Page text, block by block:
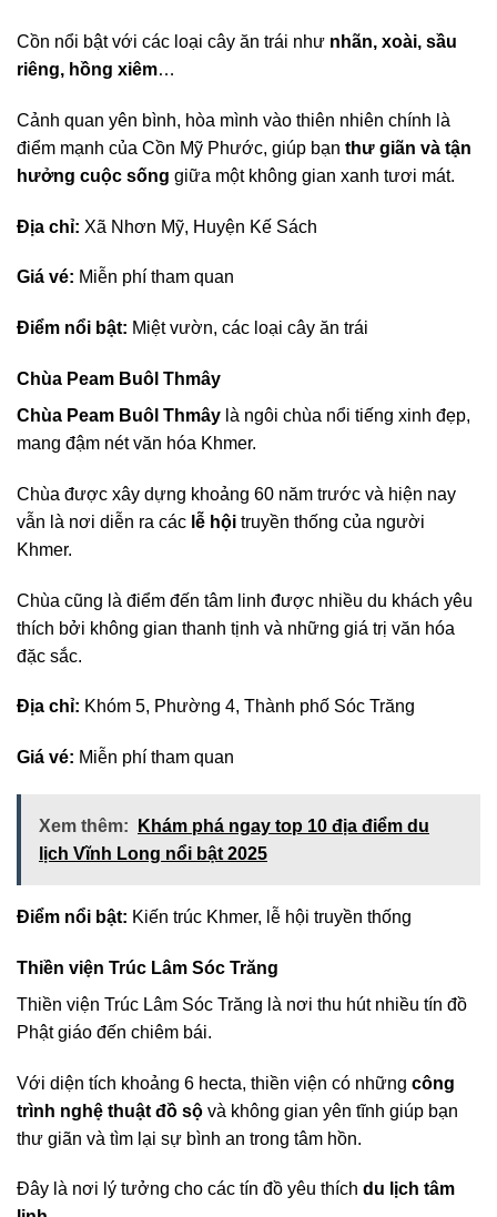
Cồn nổi bật với các loại cây ăn trái như nhãn, xoài, sầu
riêng, hồng xiêm…
Cảnh quan yên bình, hòa mình vào thiên nhiên chính là
điểm mạnh của Cồn Mỹ Phước, giúp bạn thư giãn và tận
hưởng cuộc sống giữa một không gian xanh tươi mát.
Địa chỉ: Xã Nhơn Mỹ, Huyện Kế Sách
Giá vé: Miễn phí tham quan
Điểm nổi bật: Miệt vườn, các loại cây ăn trái
Chùa Peam Buôl Thmây
Chùa Peam Buôl Thmây là ngôi chùa nổi tiếng xinh đẹp,
mang đậm nét văn hóa Khmer.
Chùa được xây dựng khoảng 60 năm trước và hiện nay
vẫn là nơi diễn ra các lễ hội truyền thống của người
Khmer.
Chùa cũng là điểm đến tâm linh được nhiều du khách yêu
thích bởi không gian thanh tịnh và những giá trị văn hóa
đặc sắc.
Địa chỉ: Khóm 5, Phường 4, Thành phố Sóc Trăng
Giá vé: Miễn phí tham quan
Xem thêm:
Khám phá ngay top 10 địa điểm du
lịch Vĩnh Long nổi bật 2025
Điểm nổi bật: Kiến trúc Khmer, lễ hội truyền thống
Thiền viện Trúc Lâm Sóc Trăng
Thiền viện Trúc Lâm Sóc Trăng là nơi thu hút nhiều tín đồ
Phật giáo đến chiêm bái.
Với diện tích khoảng 6 hecta, thiền viện có những công
trình nghệ thuật đồ sộ và không gian yên tĩnh giúp bạn
thư giãn và tìm lại sự bình an trong tâm hồn.
Đây là nơi lý tưởng cho các tín đồ yêu thích du lịch tâm